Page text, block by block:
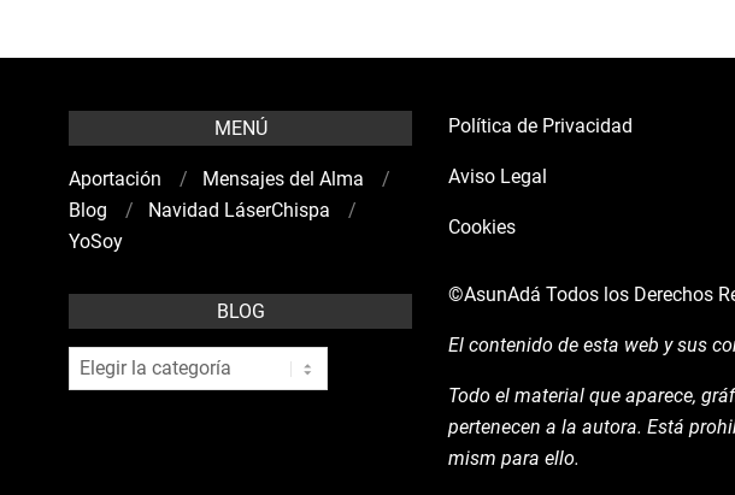
MENÚ
Aportación
Mensajes del Alma
Blog
Navidad LáserChispa
YoSoy
BLOG
blog
Política de Privacidad
Aviso Legal
Cookies
©AsunAdá Todos los Derechos
El contenido de esta web y sus
Todo el material que aparece,
pertenecen a la autora. Está
mism para ello.